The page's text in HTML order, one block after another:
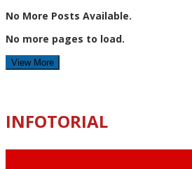
No More Posts Available.
No more pages to load.
View More
INFOTORIAL